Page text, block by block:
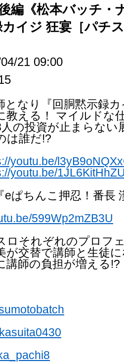
編《松本バッチ・
イジ 狂宴［パチ
21 09:00
となり『回胴黙示録
教える！ マイルドな
の投資が止まらない
は誰だ!?
youtu.be/
youtu.be/
eぱちんこ押忍！番長
599Wp2mZB3U
ロそれぞれのプロフ
が交替で講師と生徒
講師の負担が増える!?